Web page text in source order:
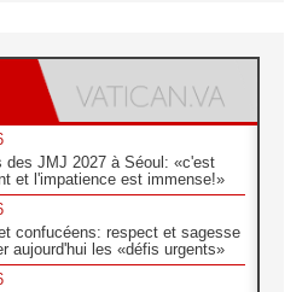
des JMJ 2027 à Séoul: «c'est
et l'impatience est immense!»
confucéens: respect et sagesse
aujourd'hui les «défis urgents»